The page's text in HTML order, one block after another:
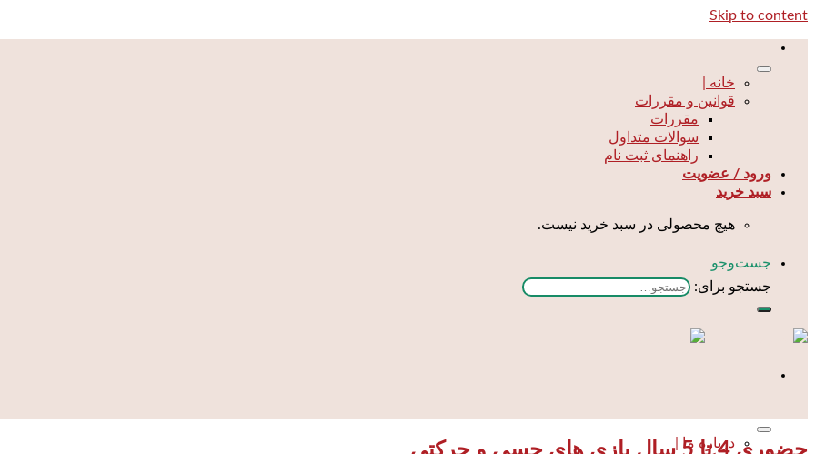
Skip to content
خانه |
قوانین و مقررات
مقررات
سوالات متداول
راهنمای ثبت نام
ورود / عضویت
سبد خرید
هیچ محصولی در سبد خرید نیست.
جست‌و‌جو
جستجو برای:
درباره ما |